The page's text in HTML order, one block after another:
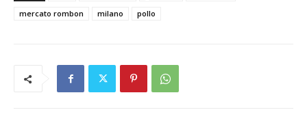
mercato rombon
milano pollo